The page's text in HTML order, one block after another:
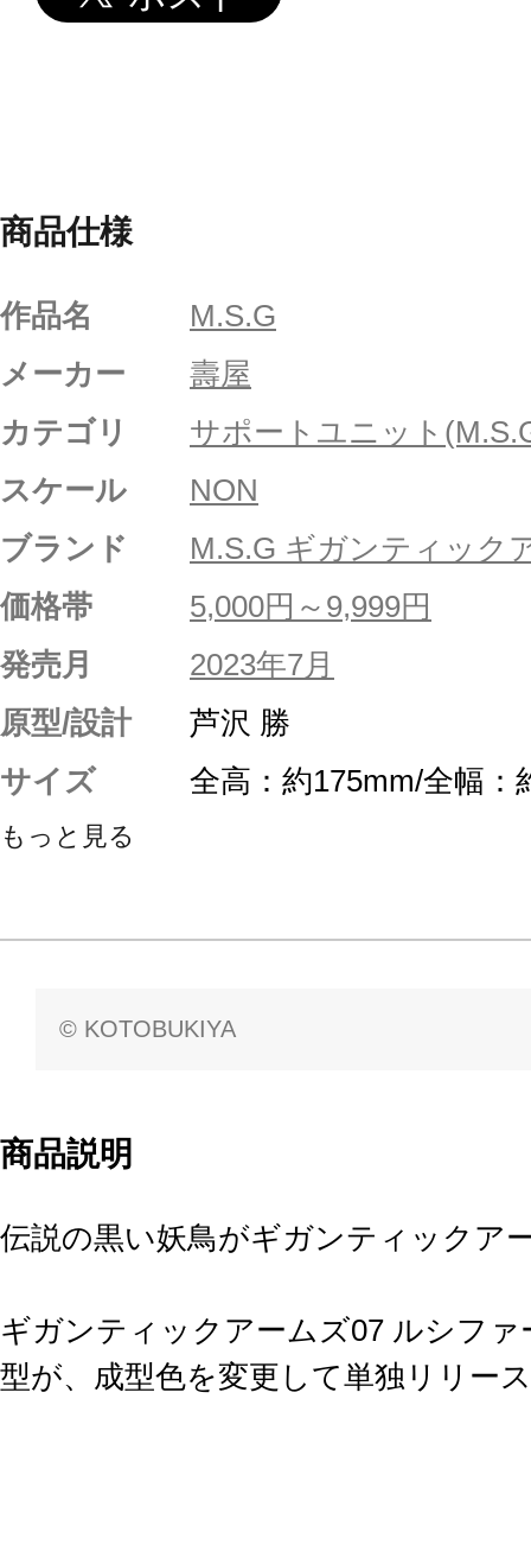
商品仕様
作品名
M.S.G
メーカー
壽屋
カテゴリ
サポートユニット
スケール
NON
ブランド
M.S.G ギガンティック
価格帯
5,000円～9,999円
発売月
2023年7月
原型/設計
芦沢 勝
サイズ
全高：約175mm/全幅：
もっと見る
© KOTOBUKIYA
商品説明
伝説の黒い妖鳥がギガンティックア
ギガンティックアームズ07 ルシフ
型が、成型色を変更して単独リリー